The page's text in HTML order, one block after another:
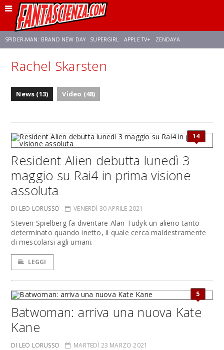
SPIDER-MAN: BRAND NEW DAY SUPERGIRL APPLE TV+ ZENDAYA
FRANCO RICCIARDIELLO AVENGERS: DOOMSDAY
Rachel Skarsten
News (13) Video (48)
14
Resident Alien debutta lunedì 3
maggio su Rai4 in prima visione
assoluta
DI LEO LORUSSO VENERDÌ 30 APRILE 2021
Steven Spielberg fa diventare Alan Tudyk un alieno tanto
determinato quando inetto, il quale cerca maldestramente
di mescolarsi agli umani.
LEGGI
5
Batwoman: arriva una nuova Kate
Kane
DI LEO LORUSSO MARTEDÌ 23 MARZO 2021